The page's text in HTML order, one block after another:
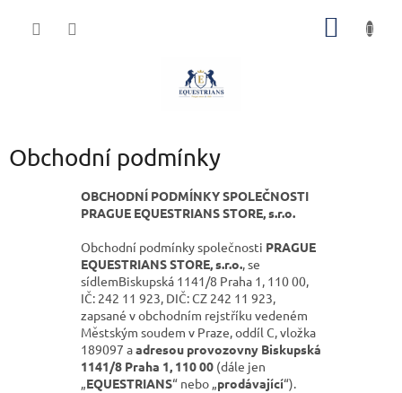
Obchodní podmínky
OBCHODNÍ PODMÍNKY SPOLEČNOSTI
PRAGUE EQUESTRIANS STORE, s.r.o.
Obchodní podmínky společnosti PRAGUE
EQUESTRIANS STORE, s.r.o., se
sídlemBiskupská 1141/8 Praha 1, 110 00,
IČ: 242 11 923, DIČ: CZ 242 11 923,
zapsané v obchodním rejstříku vedeném
Městským soudem v Praze, oddíl C, vložka
189097 aadresou provozovny Biskupská
1141/8 Praha 1, 110 00 (dále jen
„EQUESTRIANS“ nebo „prodávající“).